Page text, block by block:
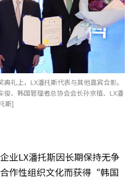
礼上，LX潘托斯代表与其他嘉宾合影。
俊、韩国管理者总协会会长孙京植、LX潘
斯]
业LX潘托斯因长期保持无争
作性组织文化而获得“韩国